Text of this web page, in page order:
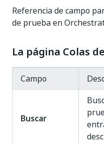
Referencia de campo
de prueba en
La página Colas
Campo
Buscar